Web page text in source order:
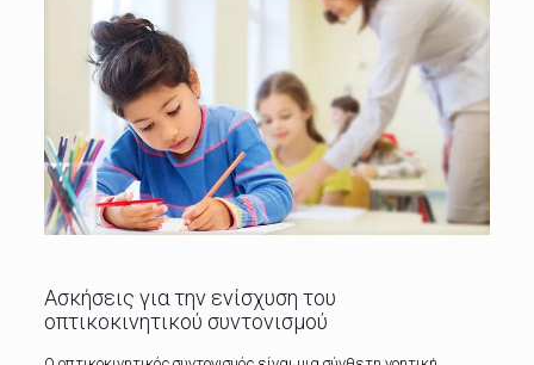
Ασκήσεις για την ενίσχυση του
οπτικοκινητικού συντονισμού